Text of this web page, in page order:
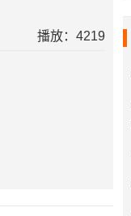
播放：4219